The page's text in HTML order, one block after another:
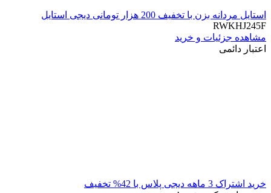
استایل مردانه بزن با تخفیف 200 هزار تومانی دیجی استایل
RWKHJ245F
مشاهده جزئیات و خرید
اعتبار دائمی
خرید اشتراک 3 ماهه دیجی پلاس با 42% تخفیف